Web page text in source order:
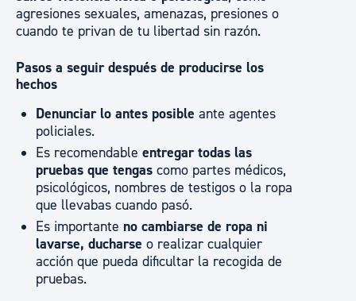
agresiones sexuales, amenazas, presiones o
cuando te privan de tu libertad sin razón.
Pasos a seguir después de producirse los
hechos
Denunciar lo antes posible ante agentes
policiales.
Es recomendable entregar todas las
pruebas que tengas como partes médicos,
psicológicos, nombres de testigos o la ropa
que llevabas cuando pasó.
Es importante no cambiarse de ropa ni
lavarse, ducharse o realizar cualquier
acción que pueda dificultar la recogida de
pruebas.